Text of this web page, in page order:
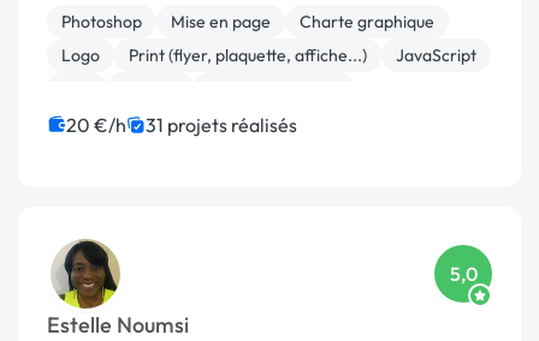
Photoshop Mise en page
Charte graphique
Logo
Print (flyer, plaquette, affiche...)
JavaScript
CSS, HTML, XML
20 €/h 31 projets réalisés
Estelle Noumsi
5,0